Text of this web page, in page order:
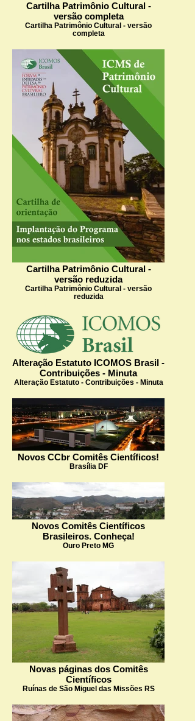
Cartilha Patrimônio Cultural -
versão completa
Cartilha Patrimônio Cultural - versão
completa
Cartilha Patrimônio Cultural -
versão reduzida
Cartilha Patrimônio Cultural - versão
reduzida
Alteração Estatuto ICOMOS Brasil -
Contribuições - Minuta
Alteração Estatuto - Contribuições - Minuta
Novos CCbr Comitês Científicos!
Brasília DF
Novos Comitês Científicos
Brasileiros. Conheça!
Ouro Preto MG
Novas páginas dos Comitês
Científicos
Ruínas de São Miguel das Missões RS